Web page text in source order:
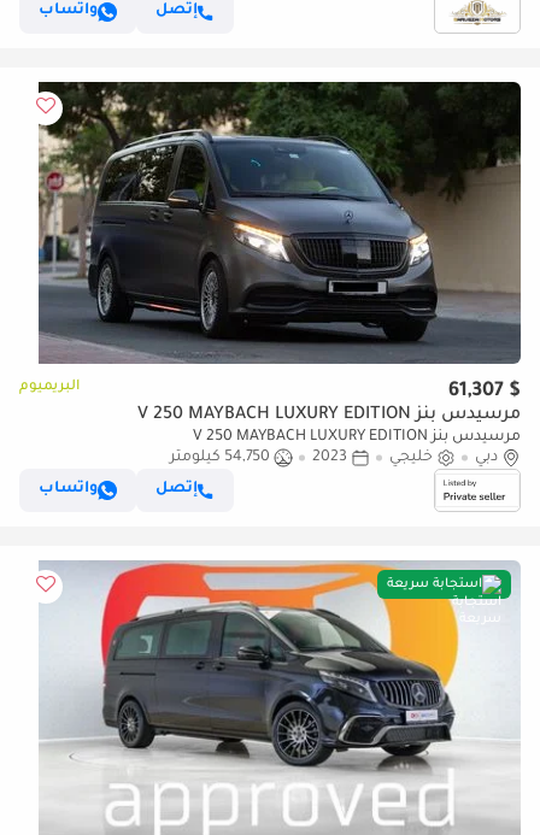
إتصل
واتساب
$ 61,307 البريميوم
مرسيدس بنز V 250 MAYBACH LUXURY EDITION
مرسيدس بنز V 250 MAYBACH LUXURY EDITION
دبي
خليجي 2023
54,750 كيلومتر
إتصل
واتساب
استجابة سريعة